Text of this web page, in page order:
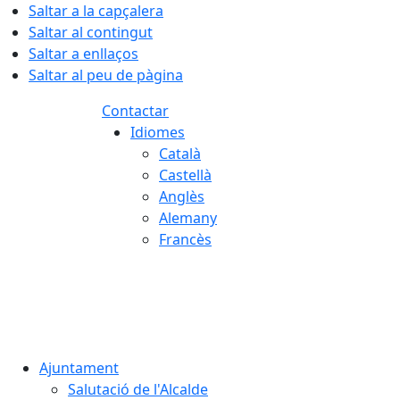
Saltar a la capçalera
Saltar al contingut
Saltar a enllaços
Saltar al peu de pàgina
Contactar
Idiomes
Català
Castellà
Anglès
Alemany
Francès
Ajuntament
Salutació de l'Alcalde